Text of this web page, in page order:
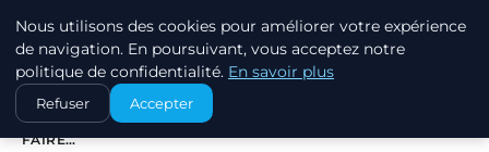
SWISSTALES
ACCUEIL
CADEAUX POUR FEMMES ENCEINTES
CADEAUX POUR LES MAMANS : IDÉES ORIGINALES POUR
FAIRE…
Nous utilisons des cookies pour améliorer votre expérience
de navigation. En poursuivant, vous acceptez notre
politique de confidentialité. En savoir plus
Refuser Accepter